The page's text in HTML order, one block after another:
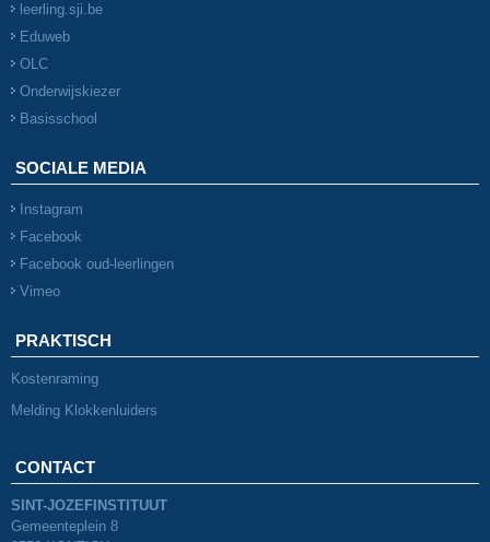
leerling.sji.be
Eduweb
OLC
Onderwijskiezer
Basisschool
SOCIALE MEDIA
Instagram
Facebook
Facebook oud-leerlingen
Vimeo
PRAKTISCH
Kostenraming
Melding Klokkenluiders
CONTACT
SINT-JOZEFINSTITUUT
Gemeenteplein 8